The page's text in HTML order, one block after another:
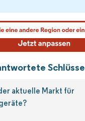
aktuelle Markt für